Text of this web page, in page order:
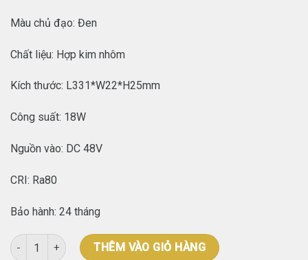
Màu chủ đạo: Đen
Chất liệu: Hợp kim nhôm
Kích thước: L331*W22*H25mm
Công suất: 18W
Nguồn vào: DC 48V
CRI: Ra80
Bảo hành: 24 tháng
Đèn ray AP20 tiêu điểm L331mm số lượng
THÊM VÀO GIỎ HÀNG